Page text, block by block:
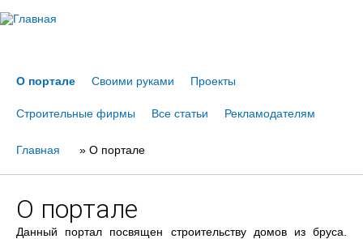
О портале Своими руками Проекты
Строительные фирмы Все статьи Рекламодателям
Вы
здесь
Главная » О портале
О портале
Данный портал посвящен строительству домов из бруса.